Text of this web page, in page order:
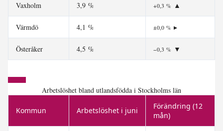
Vaxholm 3,9 % +0,3 % ▲
Värmdö 4,1 % ±0,0 % ▸
Österåker 4,5 % −0,3 % ▼
Arbetslöshet bland utlandsfödda i Stockholms län
Kommun Arbetslöshet i juni
Förändring (12
mån)